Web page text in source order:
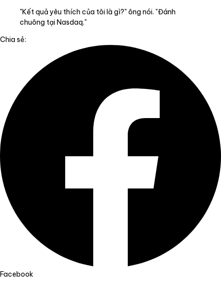
"Kết quả yêu thích của tôi là gì?" ông nói. "Đánh
chuông tại Nasdaq."
Chia sẻ:
Facebook